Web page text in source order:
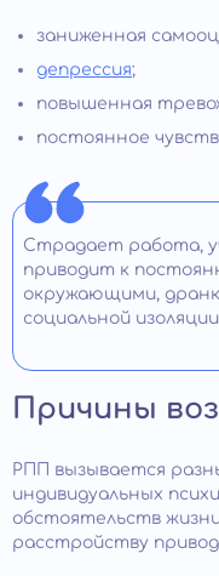
заниженная
депрессия;
повышенная
постоянное
Страдает работа,
приводит к
окружающими,
социальной
Причины
РПП вызывается
индивидуальных
обстоятельств
расстройству